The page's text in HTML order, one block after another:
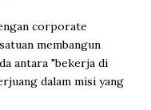
corporate
membangun
antara "bekerja di
dalam misi yang